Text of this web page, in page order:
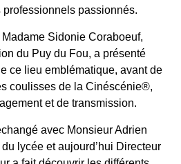
passionnés.
Sidonie Coraboeuf,
du Puy du Fou, a présenté
ce lieu emblématique, avant de
coulisses de la Cinéscénie®,
et de transmission.
avec Monsieur Adrien
lycée et aujourd’hui Directeur